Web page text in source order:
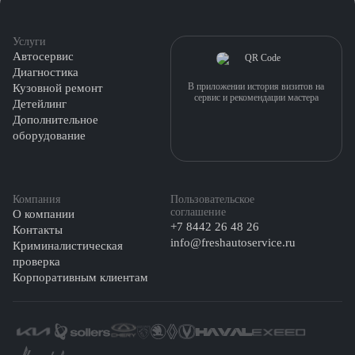
Услуги
Автосервис
Диагностика
Кузовной ремонт
Детейлинг
Дополнительное
оборудование
Компания
О компании
Контакты
Криминалистическая
проверка
Корпоративным клиентам
Пользовательское
соглашение
+7 8442 26 48 26
info@freshautoservice.ru
В приложении история визитов на
сервис и рекомендации мастера